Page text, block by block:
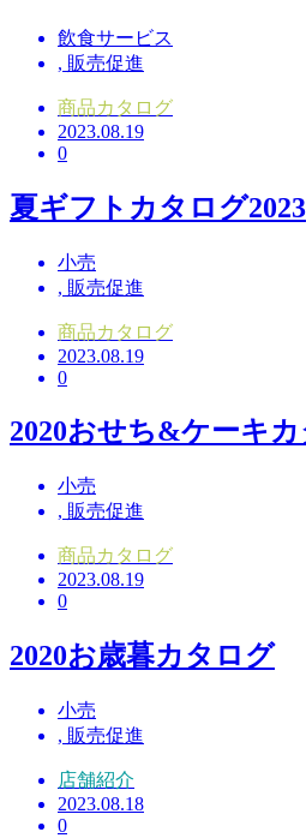
飲食サービス
, 販売促進
商品カタログ
2023.08.19
0
夏ギフトカタログ2023
小売
, 販売促進
商品カタログ
2023.08.19
0
2020おせち&ケーキ
小売
, 販売促進
商品カタログ
2023.08.19
0
2020お歳暮カタログ
小売
, 販売促進
店舗紹介
2023.08.18
0